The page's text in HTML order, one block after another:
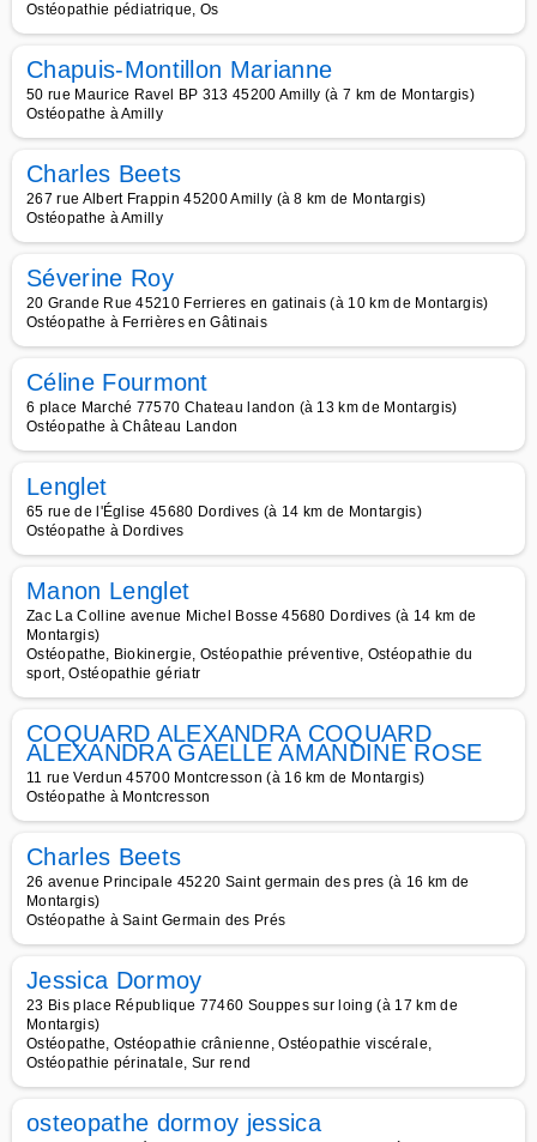
Ostéopathie pédiatrique, Os
Chapuis-Montillon Marianne
50 rue Maurice Ravel BP 313 45200 Amilly (à 7 km de Montargis)
Ostéopathe à Amilly
Charles Beets
267 rue Albert Frappin 45200 Amilly (à 8 km de Montargis)
Ostéopathe à Amilly
Séverine Roy
20 Grande Rue 45210 Ferrieres en gatinais (à 10 km de Montargis)
Ostéopathe à Ferrières en Gâtinais
Céline Fourmont
6 place Marché 77570 Chateau landon (à 13 km de Montargis)
Ostéopathe à Château Landon
Lenglet
65 rue de l'Église 45680 Dordives (à 14 km de Montargis)
Ostéopathe à Dordives
Manon Lenglet
Zac La Colline avenue Michel Bosse 45680 Dordives (à 14 km de
Montargis)
Ostéopathe, Biokinergie, Ostéopathie préventive, Ostéopathie du
sport, Ostéopathie gériatr
COQUARD ALEXANDRA COQUARD
ALEXANDRA GAELLE AMANDINE ROSE
11 rue Verdun 45700 Montcresson (à 16 km de Montargis)
Ostéopathe à Montcresson
Charles Beets
26 avenue Principale 45220 Saint germain des pres (à 16 km de
Montargis)
Ostéopathe à Saint Germain des Prés
Jessica Dormoy
23 Bis place République 77460 Souppes sur loing (à 17 km de
Montargis)
Ostéopathe, Ostéopathie crânienne, Ostéopathie viscérale,
Ostéopathie périnatale, Sur rend
osteopathe dormoy jessica